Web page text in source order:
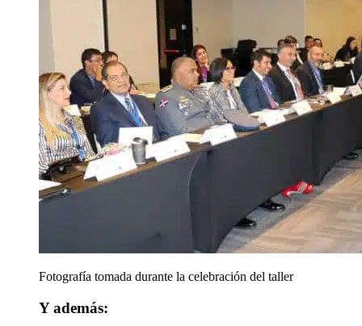
Fotografía tomada durante la celebración del taller
Y además: